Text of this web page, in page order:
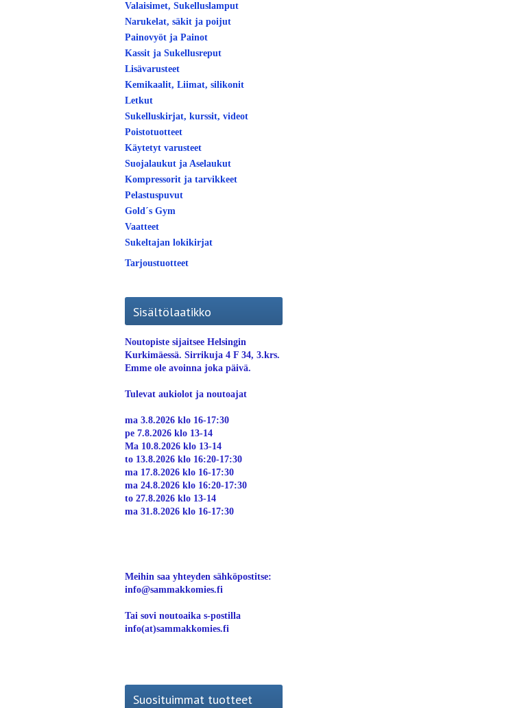
Valaisimet, Sukelluslamput
Narukelat, säkit ja poijut
Painovyöt ja Painot
Kassit ja Sukellusreput
Lisävarusteet
Kemikaalit, Liimat, silikonit
Letkut
Sukelluskirjat, kurssit, videot
Poistotuotteet
Käytetyt varusteet
Suojalaukut ja Aselaukut
Kompressorit ja tarvikkeet
Pelastuspuvut
Gold´s Gym
Vaatteet
Sukeltajan lokikirjat
Tarjoustuotteet
Sisältölaatikko
Noutopiste sijaitsee Helsingin
Kurkimäessä. Sirrikuja 4 F 34, 3.krs.
Emme ole avoinna joka päivä.
Tulevat aukiolot ja noutoajat
ma 3.8.2026 klo 16-17:30
pe 7.8.2026 klo 13-14
Ma 10.8.2026 klo 13-14
to 13.8.2026 klo 16:20-17:30
ma 17.8.2026 klo 16-17:30
ma 24.8.2026 klo 16:20-17:30
to 27.8.2026 klo 13-14
ma 31.8.2026 klo 16-17:30
Meihin saa yhteyden sähköpostitse:
info@sammakkomies.fi
Tai sovi noutoaika s-postilla
info(at)sammakkomies.fi
Suosituimmat tuotteet